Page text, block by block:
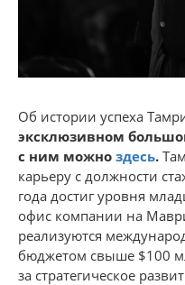
Об истории успеха
эксклюзивном
с ним можно здесь.
карьеру с должности
года достиг уровня
офис компании на
реализуются
бюджетом свыше $100
за стратегическое